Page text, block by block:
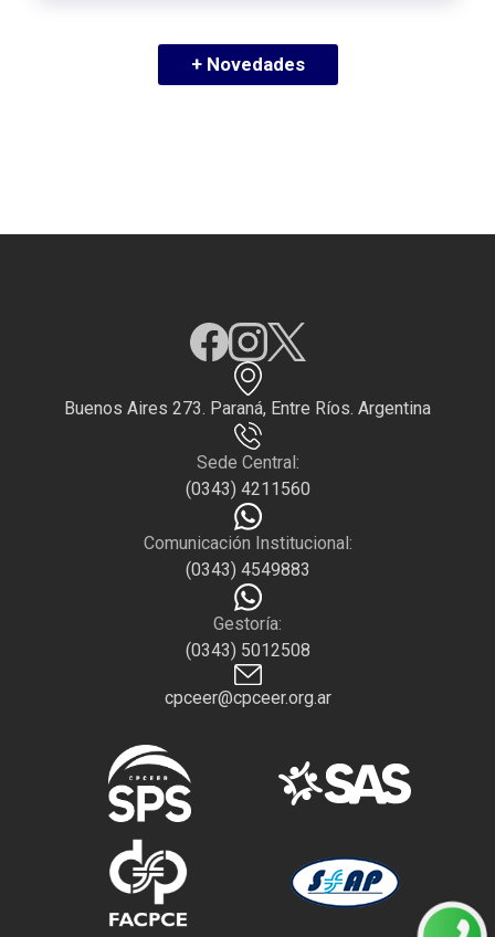
+ Novedades
Buenos Aires 273. Paraná, Entre Ríos. Argentina
Sede Central:
(0343) 4211560
Comunicación Institucional:
(0343) 4549883
Gestoría:
(0343) 5012508
cpceer@cpceer.org.ar